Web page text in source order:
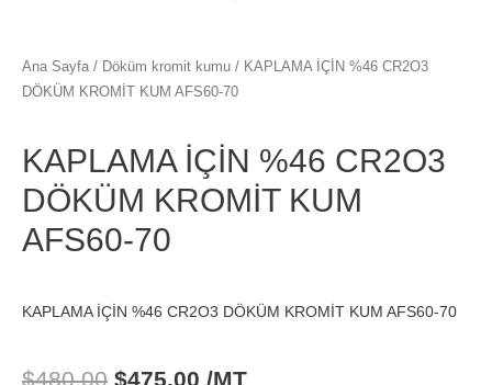
Ana Sayfa / Döküm kromit kumu / KAPLAMA İÇİN %46 CR2O3
DÖKÜM KROMİT KUM AFS60-70
KAPLAMA İÇİN %46 CR2O3
DÖKÜM KROMİT KUM
AFS60-70
KAPLAMA İÇİN %46 CR2O3 DÖKÜM KROMİT KUM AFS60-70
$480.00 $475.00 /MT